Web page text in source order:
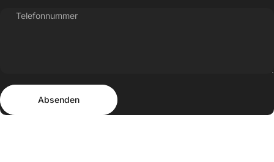
Telefonnummer
Absenden
Absenden